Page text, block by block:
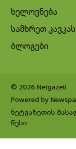
ხელოვნება
სამხრეთ
ბლოგები
© 2026 Netgazeti
Powered by
ნეტგაზეთის
წესი